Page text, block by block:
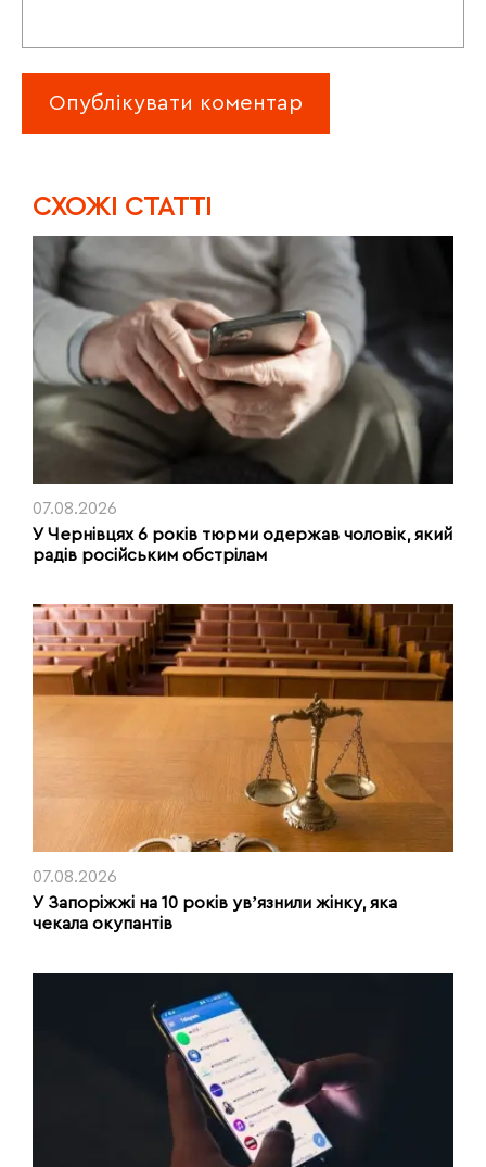
CХОЖІ СТАТТІ
07.08.2026
У Чернівцях 6 років тюрми одержав чоловік, який
радів російським обстрілам
07.08.2026
У Запоріжжі на 10 років увʼязнили жінку, яка
чекала окупантів